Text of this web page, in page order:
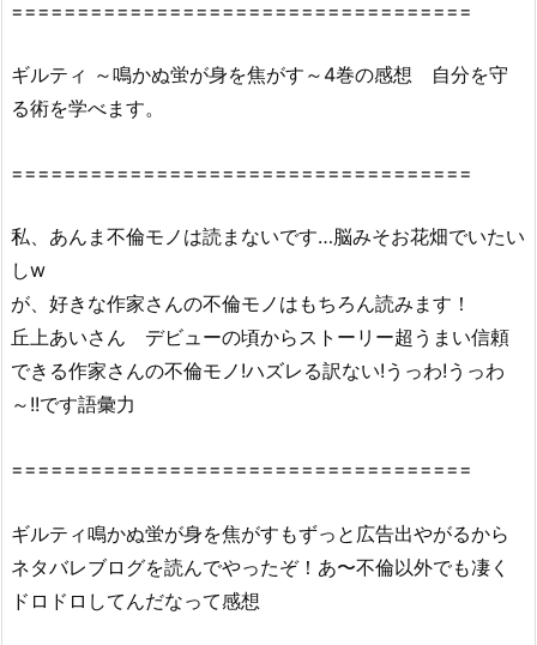
焦
す
4
は
無
料
の
漫
画
p、
r
a
===================================
ギルティ ～鳴かぬ蛍が身を焦がす～4巻の感想 自分を守
る術を学べます。
===================================
私、あんま不倫モノは読まないです…脳みそお花畑でいたい
しw
が、好きな作家さんの不倫モノはもちろん読みます！
丘上あいさん デビューの頃からストーリー超うまい信頼
できる作家さんの不倫モノ!ハズレる訳ない!うっわ!うっわ
～!!です語彙力
===================================
ギルティ鳴かぬ蛍が身を焦がすもずっと広告出やがるから
ネタバレブログを読んでやったぞ！あ〜不倫以外でも凄く
ドロドロしてんだなって感想